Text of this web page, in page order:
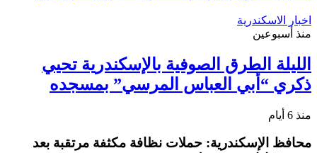
اخبار الاسكندرية
منذ أسبوعين
الليلة الطرق الصوفية بالإسكندرية تحيي
ذكري “أبي العباس المرسي” بمسجده
منذ 6 أيام
محافظ الإسكندرية: حملات نظافة مكثفة مرتقبة بعد